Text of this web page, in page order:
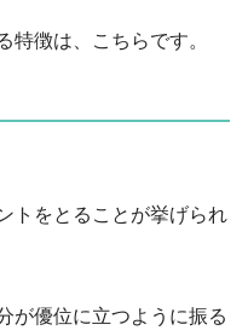
特徴は、こちらです。
トをとることが挙げられ
が優位に立つように振る